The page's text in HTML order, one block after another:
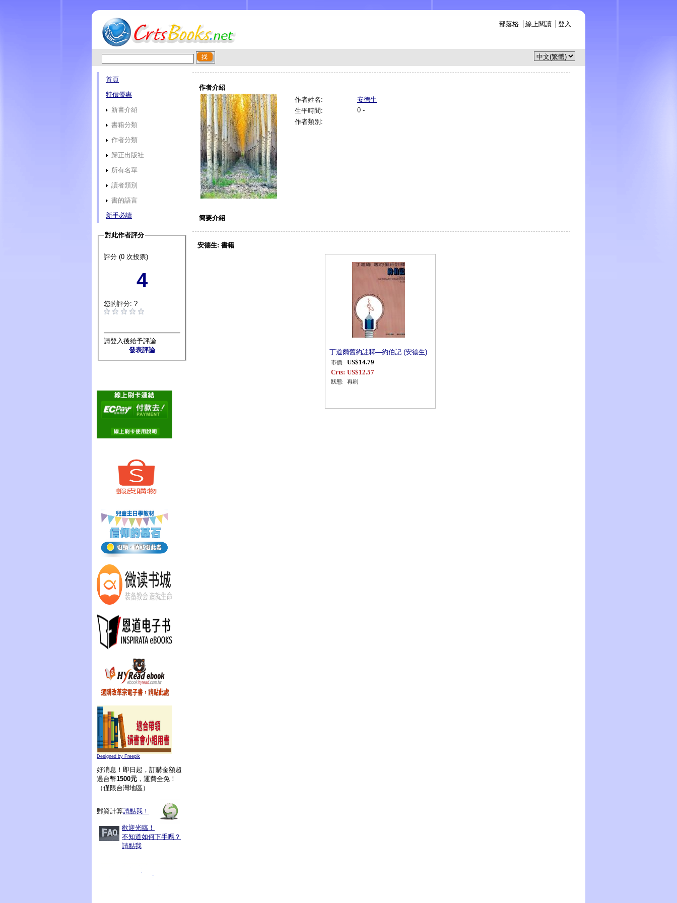
部落格 線上閱讀 登入
首頁
特價優惠
新書介紹
書籍分類
作者分類
歸正出版社
所有名單
讀者類別
書的語言
新手必讀
對此作者評分
評分 (0 次投票)
4
您的評分: ?
請登入後給予評論
發表評論
Designed by Freepik
好消息！即日起，訂購金額超
過台幣1500元 ，運費全免！
（僅限台灣地區）
郵資計算請點我！
歡迎光臨！
不知道如何下手嗎？
請點我
作者介紹
作者姓名:
安德生
生平時間:
0 -
作者類別:
簡要介紹
安德生: 書籍
丁道爾舊約註釋—約伯記 (安德生)
市價:
US$14.79
Crts: US$12.57
狀態: 再刷